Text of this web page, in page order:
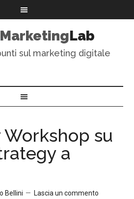
MarketingLab
sul marketing digitale
Workshop su
a
Bellini
Lascia un commento